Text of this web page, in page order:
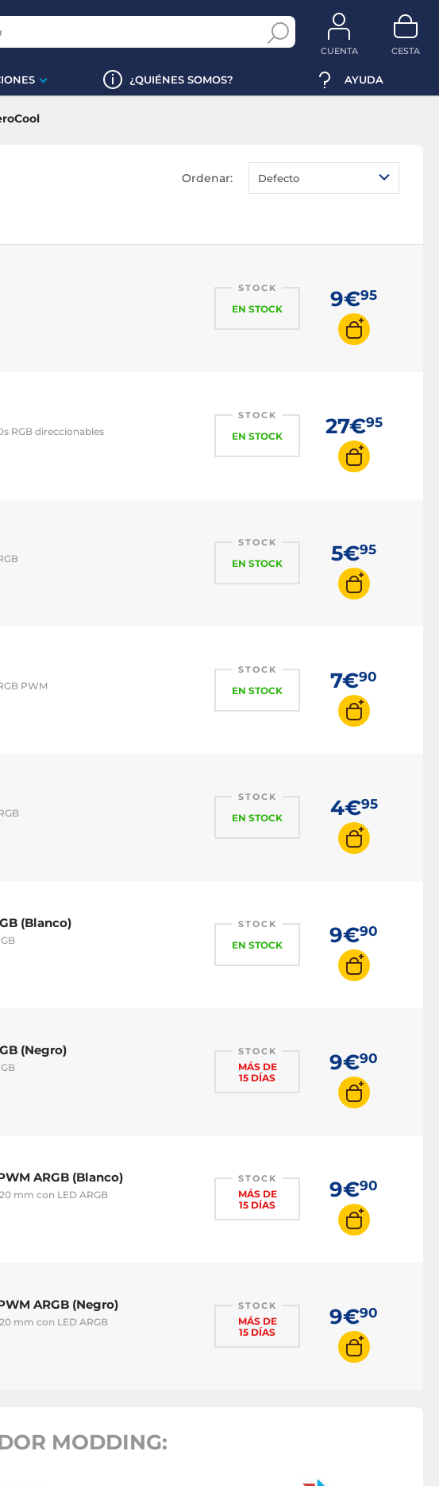
CUENTA CESTA
¿QUIÉNES SOMOS? AYUDA
Ordenar: Defecto
STOCK
EN STOCK 9€95
RGB direccionables
STOCK
EN STOCK 27€95
STOCK
EN STOCK 5€95
PWM
STOCK
EN STOCK 7€90
STOCK
EN STOCK 4€95
(Blanco) STOCK
EN STOCK 9€90
(Negro) STOCK
MÁS DE
15 DÍAS
9€90
ARGB (Blanco)
mm con LED ARGB
STOCK
MÁS DE
15 DÍAS
9€90
ARGB (Negro)
mm con LED ARGB
STOCK
MÁS DE
15 DÍAS
9€90
MODDING: